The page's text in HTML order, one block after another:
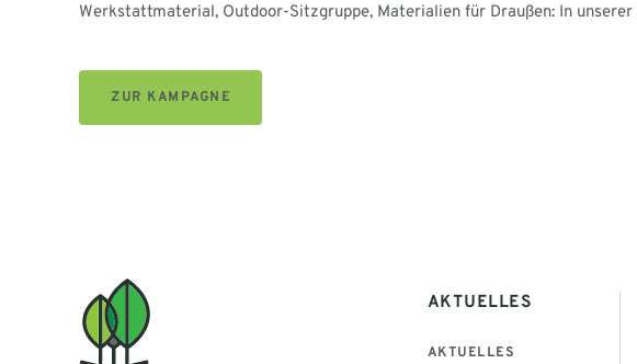
Werkstattmaterial, Outdoor-Sitzgruppe, Materialien für Draußen: In
ZUR KAMPAGNE
AKTUELLES
AKTUELLES